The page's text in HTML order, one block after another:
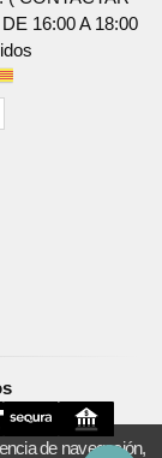
16:00 A 18:00
de navegación,